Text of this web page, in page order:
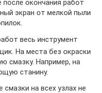
окончания работ
экран от мелкой пыли
весь инструмент
На места без окраски
смазку. Например, на
станину.
на всех узлах не